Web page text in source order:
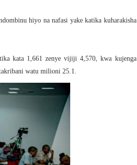
hiyo na nafasi yake katika kuharakisha
kata 1,661 zenye vijiji 4,570, kwa kujenga
watu milioni 25.1.